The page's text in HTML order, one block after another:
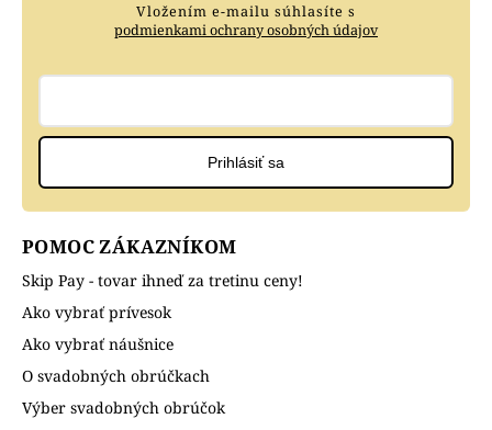
POMOC ZÁKAZNÍKOM
Skip Pay - tovar ihneď za tretinu ceny!
Ako vybrať prívesok
Ako vybrať náušnice
O svadobných obrúčkach
Výber svadobných obrúčok
Vložením e-mailu súhlasíte s
podmienkami ochrany osobných údajov
Prihlásiť sa